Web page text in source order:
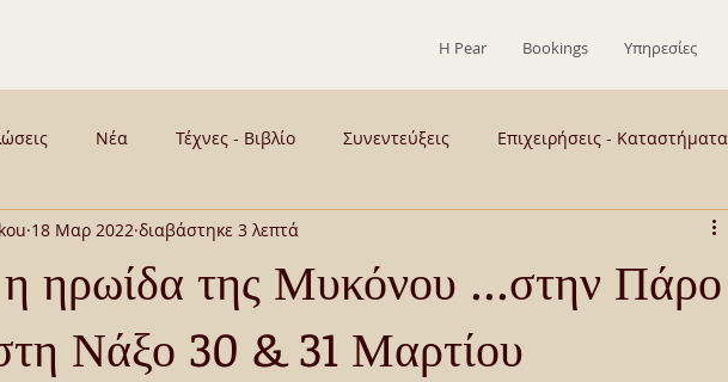
Η Pear Bookings Υπηρεσίες
Νέα Τέχνες - Βιβλίο Συνεντεύξεις Επιχειρήσεις - Καταστήματα
- Παρασκήνια ΣΥΡΟΣ
Βιογραφικά ΤΟ ΚΙΟΥ
ηρωίδα της Μυκόνου ...στην Πάρο
Νάξο 30 & 31 Μαρτίου
18 Μαρ 2022 διαβάστηκε 3 λεπτά